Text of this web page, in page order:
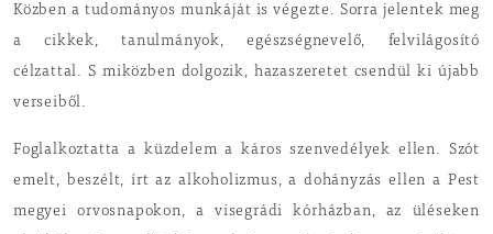
Közben a tudományos munkáját is végezte. Sorra jelentek meg
a cikkek, tanulmányok, egészségnevelő, felvilágosító
célzattal. S miközben dolgozik, hazaszeretet csendül ki újabb
verseiből.
Foglalkoztatta a küzdelem a káros szenvedélyek ellen. Szót
emelt, beszélt, írt az alkoholizmus, a dohányzás ellen a Pest
megyei orvosnapokon, a visegrádi kórházban, az üléseken